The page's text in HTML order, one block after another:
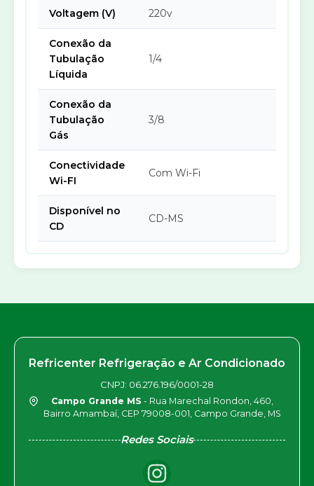
Voltagem (V) 220v
Conexão da
Tubulação
Líquida
1/4
Conexão da
Tubulação
Gás
3/8
Conectividade
Wi-FI
Com Wi-Fi
Disponível no
CD
CD-MS
Refricenter Refrigeração e Ar Condicionado
CNPJ: 06.276.196/0001-28
Campo Grande MS - Rua Marechal Rondon, 460,
Bairro Amambaí, CEP 79008-001, Campo Grande, MS
Redes Sociais